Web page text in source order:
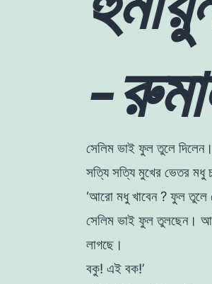
-
সেলিম ভাই ফুল তুলে দিলেন।
সত্যি সত্যি মুখের ভেতর মধু
‘আরাে মধু খাবেন ? ফুল তুলে
সেলিম ভাই ফুল তুলছেন।
লাগছে।
বকু! এই বক!’